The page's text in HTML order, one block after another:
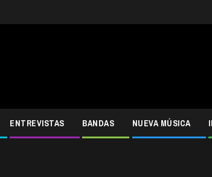
ENTREVISTAS BANDAS NUEVA MÚSICA